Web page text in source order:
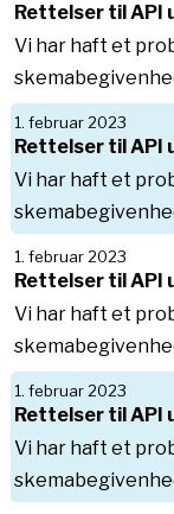
Rettelser til API
Vi har haft et
1. februar 2023
Rettelser til API
Vi har haft et
1. februar 2023
Rettelser til API
Vi har haft et
1. februar 2023
Rettelser til API
Vi har haft et